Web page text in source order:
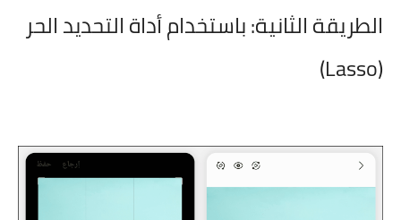
الطريقة الثانية:باستخدام أداة التحديد الحر
(Lasso)